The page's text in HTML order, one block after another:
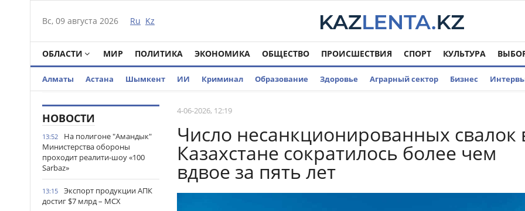
Вс, 09 августа 2026 Ru Kz
ОБЛАСТИ МИР ПОЛИТИКА ЭКОНОМИКА ОБЩЕСТВО ПРОИСШЕСТВИЯ СПОРТ КУЛЬТУРА
Алматы Астана Шымкент ИИ Криминал Образование Здоровье Аграрный сектор Бизнес
НОВОСТИ
13:52
На полигоне "Амандык"
Министерства обороны
проходит реалити-шоу «100
Sarbaz»
13:15
Экспорт продукции АПК
достиг $7 млрд – МСХ
4-06-2026, 12:19
Число несанкционированных свалок
Казахстане сократилось более чем
вдвое за пять лет